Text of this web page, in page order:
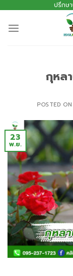
ปรึกษ
กุหล
POSTED ON
23
พ.ย.